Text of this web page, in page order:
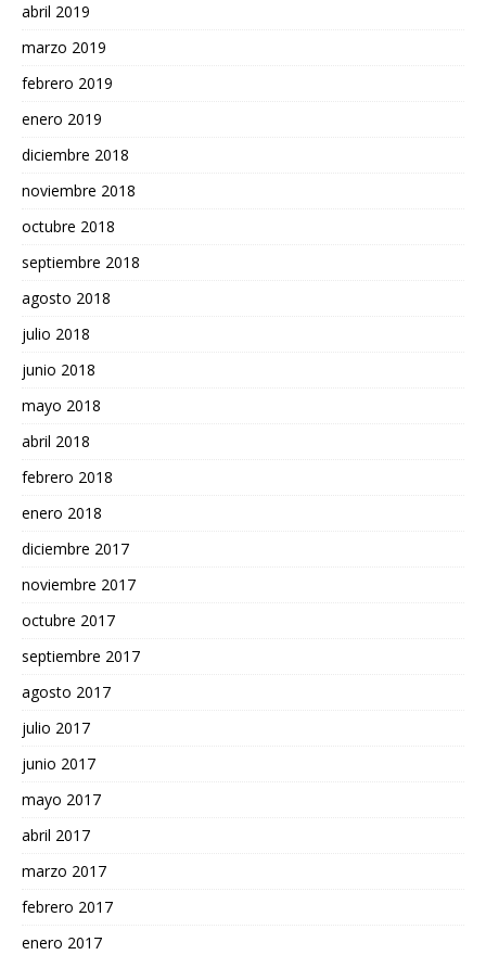
abril 2019
marzo 2019
febrero 2019
enero 2019
diciembre 2018
noviembre 2018
octubre 2018
septiembre 2018
agosto 2018
julio 2018
junio 2018
mayo 2018
abril 2018
febrero 2018
enero 2018
diciembre 2017
noviembre 2017
octubre 2017
septiembre 2017
agosto 2017
julio 2017
junio 2017
mayo 2017
abril 2017
marzo 2017
febrero 2017
enero 2017